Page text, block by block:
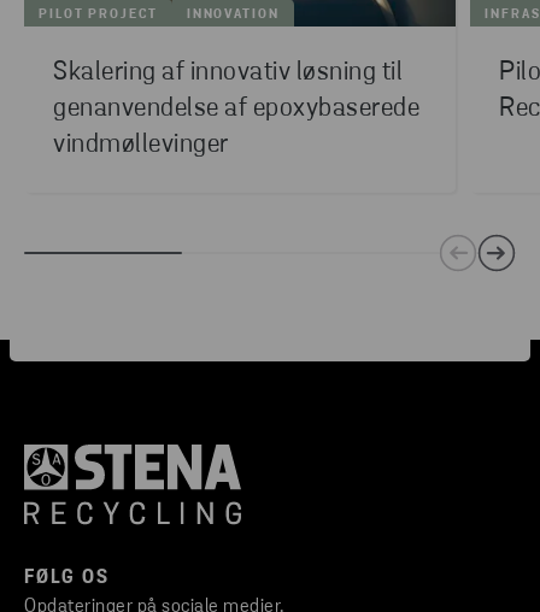
PILOT PROJECT INNOVATION
Skalering af innovativ løsning til
genanvendelse af epoxybaserede
vindmøllevinger
FØLG OS
Opdateringer på sociale medier.